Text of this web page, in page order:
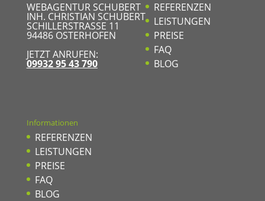
WEBAGENTUR SCHUBERT
INH. CHRISTIAN SCHUBERT
SCHILLERSTRASSE 11
94486OSTERHOFEN
JETZT ANRUFEN:
09932 95 43 790
REFERENZEN
LEISTUNGEN
PREISE
FAQ
BLOG
Informationen
REFERENZEN
LEISTUNGEN
PREISE
FAQ
BLOG